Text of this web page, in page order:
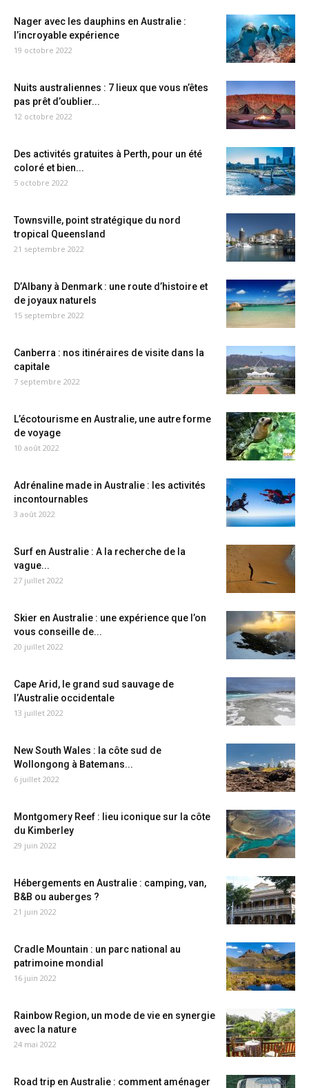
Nager avec les dauphins en Australie :
l’incroyable expérience
19 octobre 2022
Nuits australiennes : 7 lieux que vous n’êtes
pas prêt d’oublier...
12 octobre 2022
Des activités gratuites à Perth, pour un été
coloré et bien...
5 octobre 2022
Townsville, point stratégique du nord
tropical Queensland
21 septembre 2022
D’Albany à Denmark : une route d’histoire et
de joyaux naturels
15 septembre 2022
Canberra : nos itinéraires de visite dans la
capitale
7 septembre 2022
L’écotourisme en Australie, une autre forme
de voyage
10 août 2022
Adrénaline made in Australie : les activités
incontournables
3 août 2022
Surf en Australie : A la recherche de la
vague...
27 juillet 2022
Skier en Australie : une expérience que l’on
vous conseille de...
20 juillet 2022
Cape Arid, le grand sud sauvage de
l’Australie occidentale
13 juillet 2022
New South Wales : la côte sud de
Wollongong à Batemans...
6 juillet 2022
Montgomery Reef : lieu iconique sur la côte
du Kimberley
29 juin 2022
Hébergements en Australie : camping, van,
B&B ou auberges ?
21 juin 2022
Cradle Mountain : un parc national au
patrimoine mondial
16 juin 2022
Rainbow Region, un mode de vie en synergie
avec la nature
24 mai 2022
Road trip en Australie : comment aménager